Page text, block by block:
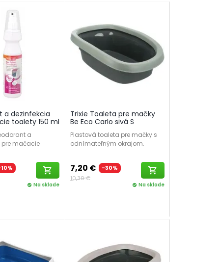
a dezinfekcia
toalety 150 ml
a
pre mačacie
shopping_cart
check_circle Na sklade
Trixie Toaleta pre mačky
Be Eco Carlo sivá S
Plastová toaleta pre mačky s
odnímateľným okrajom.
7,20 €
-30%
10,30 €
shopping_cart
check_circle Na sklade